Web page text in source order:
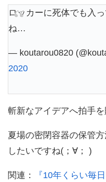
ロッカーに死体でも入
ね…
— koutarou0820
2020
斬新なアイデアへ拍手
夏場の密閉容器の保管
したいですね(；∀； )
関連：
『10年くらい毎